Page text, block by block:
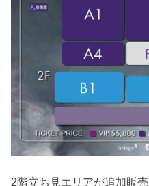
2階立ち見エリアが追加販